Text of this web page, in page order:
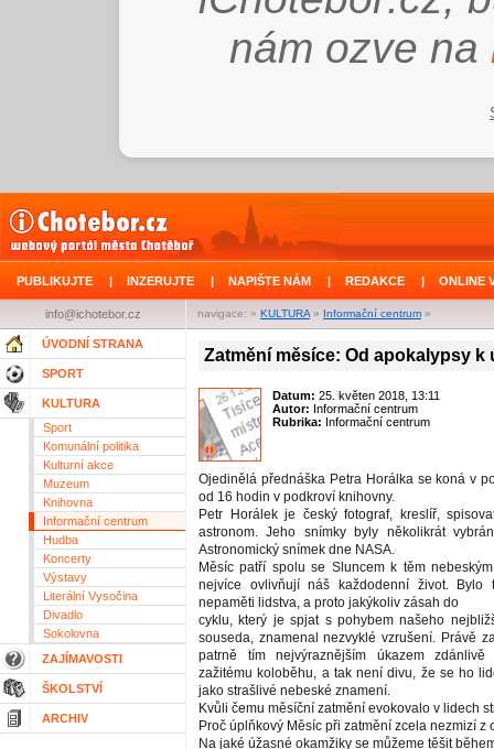
nám ozve na
PUBLIKUJTE | INZERUJTE | NAPIŠTE NÁM | REDAKCE | ONLINE
navigace: » KULTURA » Informační centrum »
info@ichotebor.cz
ÚVODNÍ STRANA
SPORT
KULTURA
Sport
Komunální politika
Kulturní akce
Muzeum
Knihovna
Informační centrum
Hudba
Koncerty
Výstavy
Literální Vysočina
Divadlo
Sokolovna
ZAJÍMAVOSTI
ŠKOLSTVÍ
ARCHIV
Zatmění měsíce: Od apokalypsy k
Datum: 25. květen 2018, 13:11
Autor: Informační centrum
Rubrika: Informační centrum
Ojedinělá přednáška Petra Horálka se koná v
od 16 hodin v podkroví knihovny.
Petr Horálek je český fotograf, kreslíř,
astronom. Jeho snímky byly několikrát
Astronomický snímek dne NASA.
Měsíc patří spolu se Sluncem k těm
nejvíce ovlivňují náš každodenní život.
nepaměti lidstva, a proto jakýkoliv zásah do
cyklu, který je spjat s pohybem našeho
souseda, znamenal nezvyklé vzrušení. Právě
patrně tím nejvýraznějším úkazem zdánlivě
zažitému koloběhu, a tak není divu, že se ho
jako strašlivé nebeské znamení.
Kvůli čemu měsíční zatmění evokovalo v lidech
Proč úplňkový Měsíc při zatmění zcela nezmizí z
Na jaké úžasné okamžiky se můžeme těšit